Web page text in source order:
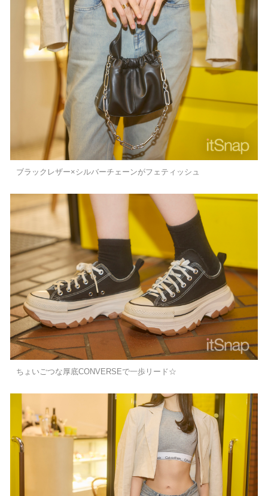
ブラックレザー×シルバーチェーンがフェティッシュ
ちょいごつな厚底CONVERSEで一歩リード☆